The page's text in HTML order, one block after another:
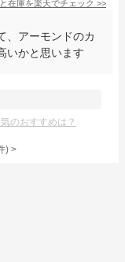
在庫を楽天でチェック >>
、アーモンドのカ
いかと思います
のおすすめは？
) >